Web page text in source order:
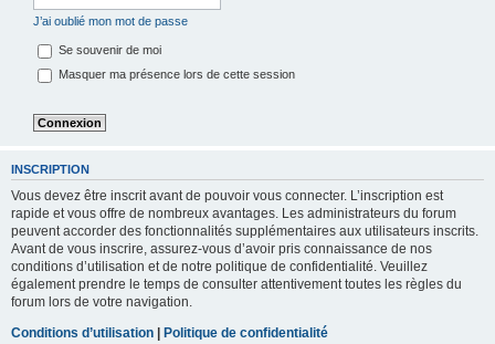
J’ai oublié mon mot de passe
Se souvenir de moi
Masquer ma présence lors de cette session
INSCRIPTION
Vous devez être inscrit avant de pouvoir vous connecter. L’inscription est
rapide et vous offre de nombreux avantages. Les administrateurs du forum
peuvent accorder des fonctionnalités supplémentaires aux utilisateurs inscrits.
Avant de vous inscrire, assurez-vous d’avoir pris connaissance de nos
conditions d’utilisation et de notre politique de confidentialité. Veuillez
également prendre le temps de consulter attentivement toutes les règles du
forum lors de votre navigation.
Conditions d’utilisation | Politique de confidentialité